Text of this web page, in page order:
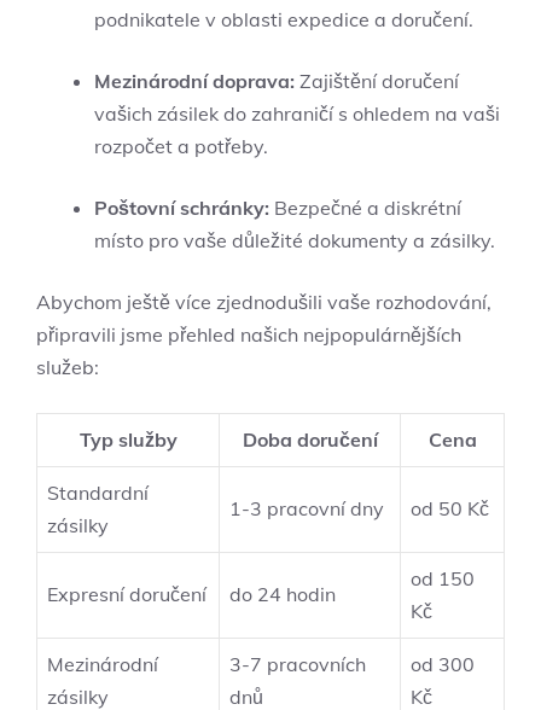
podnikatele v oblasti expedice a doručení.
Mezinárodní doprava: Zajištění doručení
vašich zásilek do zahraničí s ohledem na vaši
rozpočet a potřeby.
Poštovní schránky: Bezpečné a diskrétní
místo pro vaše důležité dokumenty a zásilky.
Abychom ještě více zjednodušili vaše rozhodování,
připravili jsme přehled našich nejpopulárnějších
služeb:
Typ služby Doba doručení Cena
Standardní
zásilky
1-3 pracovní dny od 50 Kč
Expresní doručení do 24 hodin
od 150
Kč
Mezinárodní
zásilky
3-7 pracovních
dnů
od 300
Kč